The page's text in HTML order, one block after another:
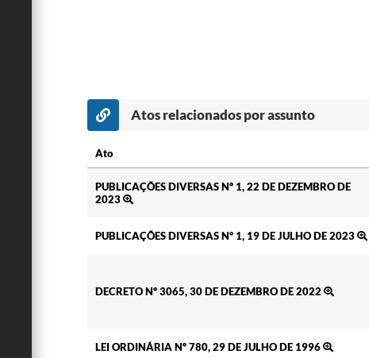
Atos relacionados por assunto
Ato
PUBLICAÇÕES DIVERSAS Nº 1, 22 DE DEZEMBRO DE
2023
PUBLICAÇÕES DIVERSAS Nº 1, 19 DE JULHO DE 2023
DECRETO Nº 3065, 30 DE DEZEMBRO DE 2022
LEI ORDINÁRIA Nº 780, 29 DE JULHO DE 1996